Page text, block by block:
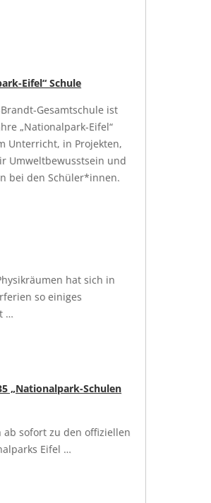
Eifel“ Schule
Gesamt­schu­le ist
„Natio­nal­park-Eifel“
Unter­richt, in Pro­jek­ten,
Umwelt­be­wusst­sein und
bei den Schüler*innen.
hat sich in
so eini­ges
…
„Nationalpark-Schulen
ab sofort zu den offi­zi­el­len
Eifel …